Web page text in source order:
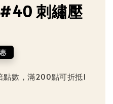
刺繡壓
數，滿200點可折抵1